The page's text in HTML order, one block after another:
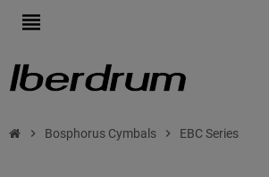
view_headline
chevron_right Bosphorus Cymbals chevron_right EBC Series